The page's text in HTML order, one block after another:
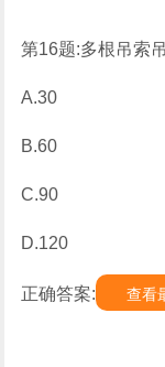
第16题:多根吊索
A.30
B.60
C.90
D.120
正确答案: 查看